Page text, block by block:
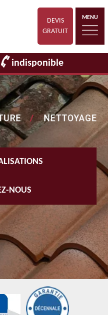
DEVIS
GRATUIT
MENU
indisponible
NOUS